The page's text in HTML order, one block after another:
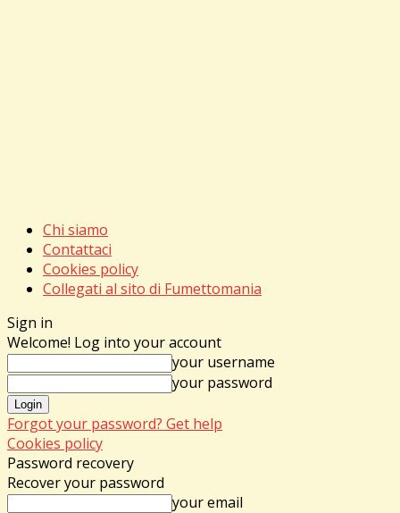
Chi siamo
Contattaci
Cookies policy
Collegati al sito di Fumettomania
Sign in
Welcome! Log into your account
your username
your password
Forgot your password? Get help
Cookies policy
Password recovery
Recover your password
your email